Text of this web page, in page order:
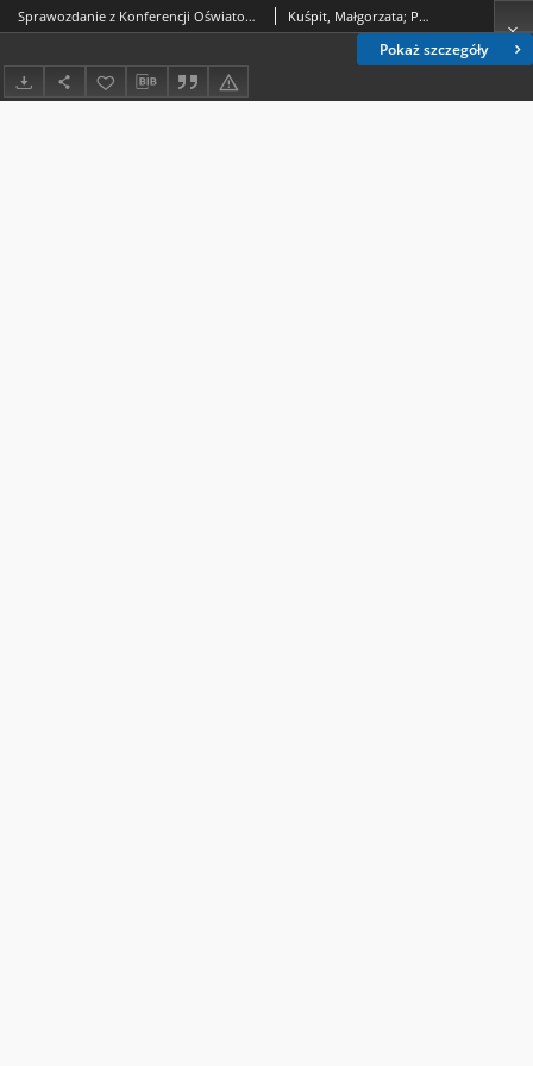
Pokaż szczegóły
Sprawozdanie z Konferencji Oświatowej „Dziecko zdolne” Kuśpit, Małgorzata; Posłuszna, Joanna